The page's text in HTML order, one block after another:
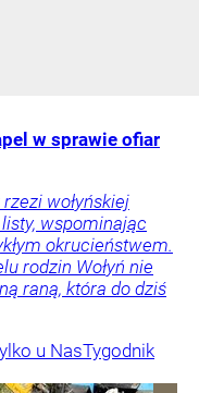
w sprawie ofiar
wołyńskiej
wspominając
okrucieństwem.
rodzin Wołyń nie
raną, która do dziś
u NasTygodnik